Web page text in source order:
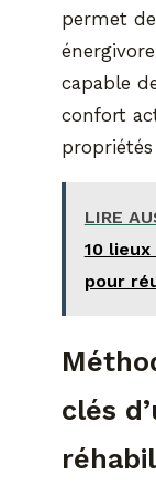
permet
capable
confort
LIRE
10
pour
clés